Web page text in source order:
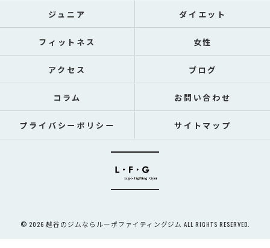
ジュニア ダイエット
フィットネス 女性
アクセス ブログ
コラム お問い合わせ
プライバシーポリシー サイトマップ
© 2026 越谷のジムならルーポファイティングジム ALL RIGHTS RESERVED.